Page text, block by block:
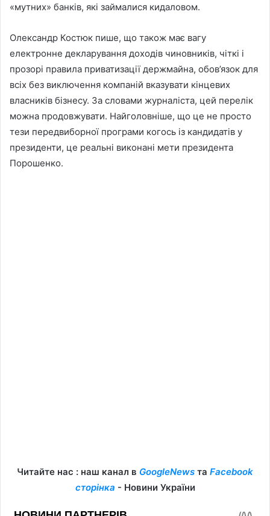
«мутних» банків, які займалися кидаловом.
Олександр Костюк пише, що також має вагу
електронне декларування доходів чиновників, чіткі і
прозорі правила приватизації держмайна, обов’язок для
всіх без виключення компаній вказувати кінцевих
власників бізнесу. За словами журналіста, цей перелік
можна продовжувати. Найголовніше, що це не просто
тези передвиборної програми когось із кандидатів у
президенти, це реальні виконані мети президента
Порошенко.
Читайте нас : наш канал в GoogleNews та Facebook
сторінка - Новини України